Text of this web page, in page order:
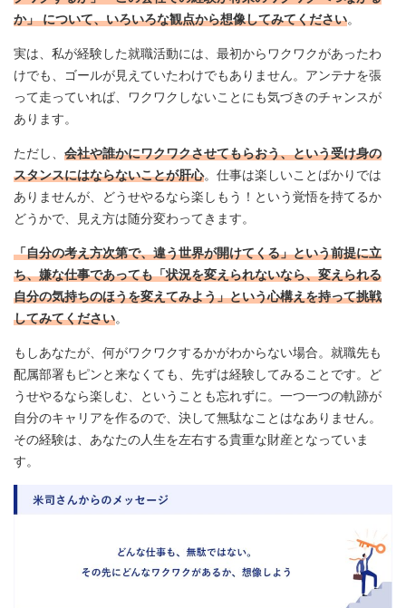
か」 について、いろいろな観点から想像してみてください。
実は、私が経験した就職活動には、最初からワクワクがあったわ
けでも、ゴールが見えていたわけでもありません。アンテナを張
って走っていれば、ワクワクしないことにも気づきのチャンスが
あります。
ただし、 会社や誰かにワクワクさせてもらおう、という受け身の
スタンスにはならないことが肝心。仕事は楽しいことばかりでは
ありませんが、どうせやるなら楽しもう！という覚悟を持てるか
どうかで、見え方は随分変わってきます。
「自分の考え方次第で、違う世界が開けてくる」という前提に立
ち、嫌な仕事であっても「状況を変えられないなら、変えられる
自分の気持ちのほうを変えてみよう」という心構えを持って挑戦
してみてください。
もしあなたが、何がワクワクするかがわからない場合。就職先も
配属部署もピンと来なくても、先ずは経験してみることです。ど
うせやるなら楽しむ、ということも忘れずに。一つ一つの軌跡が
自分のキャリアを作るので、決して無駄なことはなありません。
その経験は、あなたの人生を左右する貴重な財産となっていま
す。